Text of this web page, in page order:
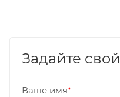
Задайте
Ваше имя*